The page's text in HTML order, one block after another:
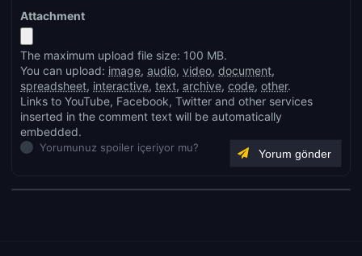
Attachment
The maximum upload file size: 100 MB.
You can upload: image, audio, video, document,
spreadsheet, interactive, text, archive, code, other.
Links to YouTube, Facebook, Twitter and other services
inserted in the comment text will be automatically
embedded.
Yorumunuz spoiler içeriyor mu?